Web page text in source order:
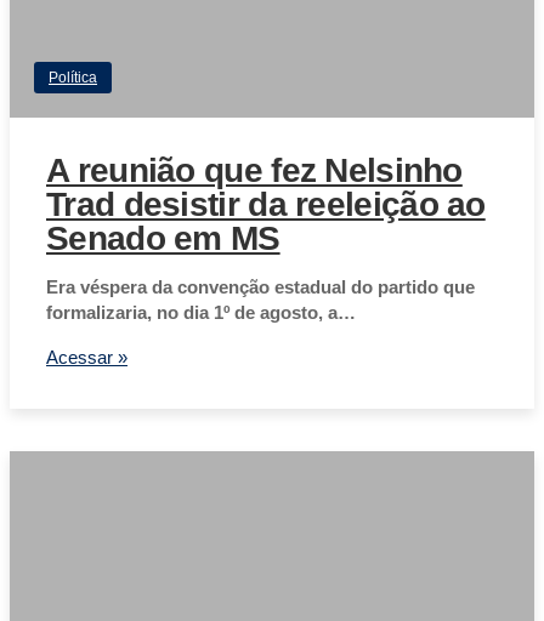
Política
A reunião que fez Nelsinho
Trad desistir da reeleição ao
Senado em MS
Era véspera da convenção estadual do partido que
formalizaria, no dia 1º de agosto, a…
Acessar »